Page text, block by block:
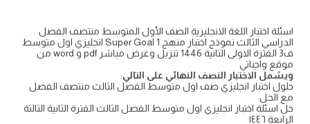
اسئلة اختبار اللغة الانجليزية الصف الأول المتوسط منتصف الفصل
الدراسي الثالث نموذج اختبار منهج Super Goal 1 انجليزي اول متوسط
ف3 الفترة الاولى الثانية 1446 تنزيل وعرض مباشر pdf و word من
موقع واجباتي
ويشمل الاختبار النصف النهائي على التالي:
حلول اختبار انجليزي صف اول متوسط الفصل الثالث منتصف الفصل
مع الحل
حل اسئلة اختبار انجليزي اول متوسط الفصل الثالث الفترة الثانية الثالثة
الرابعة ١٤٤٦